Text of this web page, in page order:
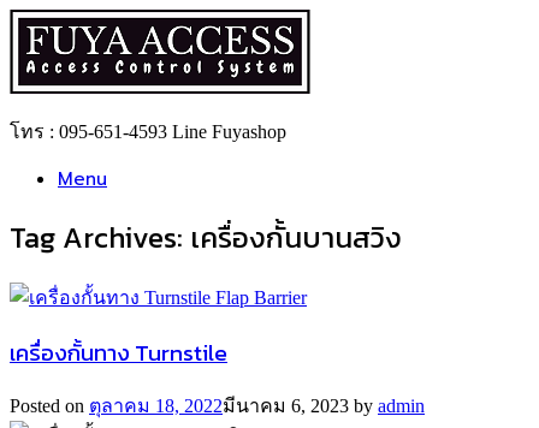
Skip
content
โทร : 095-651-4593 Line Fuyashop
Menu
Tag Archives: เครื่องกั้นบานสวิง
เครื่องกั้นทาง Turnstile
Posted on ตุลาคม 18, 2022มีนาคม 6, 2023 by admin